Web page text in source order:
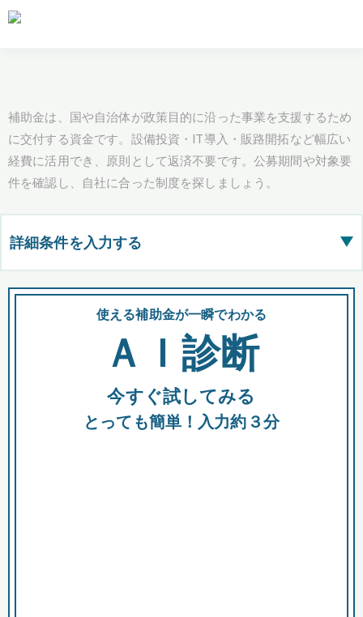
補助金は、国や自治体が政策目的に沿った事業を支援するため
に交付する資金です。設備投資・IT導入・販路開拓など幅広い
経費に活用でき、原則として返済不要です。公募期間や対象要
件を確認し、自社に合った制度を探しましょう。
詳細条件を入力する ▶
都道府県
全国の検索結果を含めて表示
助成金 融資 出資
使える補助金が一瞬でわかる
ＡＩ診断
今すぐ試してみる
とっても簡単！入力約３分